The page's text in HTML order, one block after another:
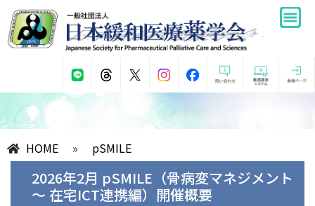
HOME » pSMILE
2026年2月 pSMILE（骨病変マネジメント
～ 在宅ICT連携編）開催概要